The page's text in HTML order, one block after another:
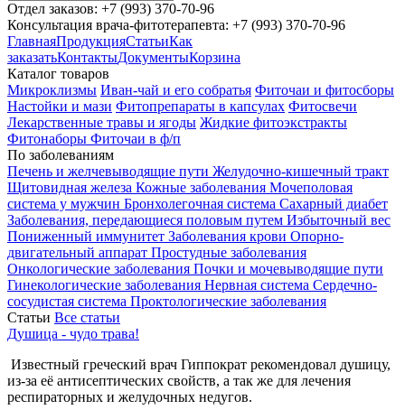
Отдел заказов: +7 (993) 370-70-96
Консультация врача-фитотерапевта: +7 (993) 370-70-96
ГлавнаяПродукцияСтатьиКак
заказатьКонтактыДокументыКорзина
Каталог товаров
Микроклизмы Иван-чай и его собратья Фиточаи и фитосборы
Настойки и мази Фитопрепараты в капсулах Фитосвечи
Лекарственные травы и ягоды Жидкие фитоэкстракты
Фитонаборы Фиточаи в ф/п
По заболеваниям
Печень и желчевыводящие пути Желудочно-кишечный тракт
Щитовидная железа Кожные заболевания Мочеполовая
система у мужчин Бронхолегочная система Сахарный диабет
Заболевания, передающиеся половым путем Избыточный вес
Пониженный иммунитет Заболевания крови Опорно-
двигательный аппарат Простудные заболевания
Онкологические заболевания Почки и мочевыводящие пути
Гинекологические заболевания Нервная система Сердечно-
сосудистая система Проктологические заболевания
Статьи Все статьи
Душица - чудо трава!
Известный греческий врач Гиппократ рекомендовал душицу,
из-за её антисептических свойств, а так же для лечения
респираторных и желудочных недугов.